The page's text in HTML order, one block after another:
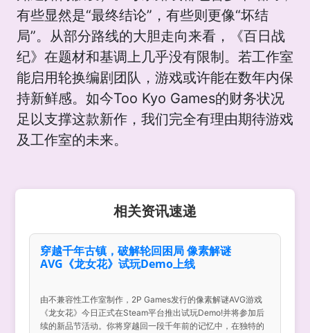
有些显然是“最终结论”，有些则更像“坏结
局”。从部分路线的大胆走向来看，《百日战
纪》在题材和基调上几乎没有限制。若工作室
能启用轮换编剧团队，游戏或许能在数年内保
持新鲜感。如今Too Kyo Games的财务状况
足以支撑这款新作，我们完全有理由期待游戏
及工作室的未来。
相关资讯速递
穿越千年古镇，破解轮回困局 像素解谜
AVG《龙女花》试玩Demo上线
由不兼容性工作室制作，2P Games发行的像素解谜AVG游戏
《龙女花》今日正式在Steam平台推出试玩Demo!并将参加后
续的新品节活动。你将穿越回一段千年前的记忆中，在独特的